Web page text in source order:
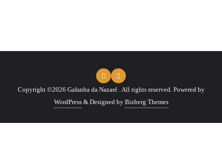
Copyright ©2026 Gafanha da Nazaré . All rights reserved. Powered by
WordPress & Designed by Bizberg Themes